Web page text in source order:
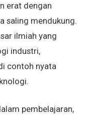
erat dengan
saling mendukung.
ilmiah yang
industri,
contoh nyata
pembelajaran,